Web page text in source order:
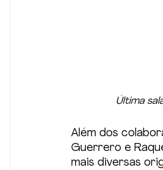
Última
Além dos
Guerrero e
mais diversas